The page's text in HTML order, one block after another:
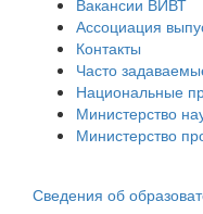
Ассоциация
Контакты
Часто
Национальные
Министерство
Министерство
Сведения об